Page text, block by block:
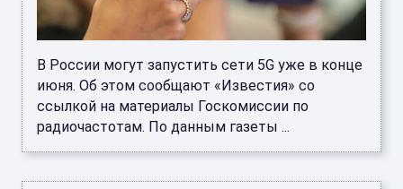
В России могут запустить сети 5G уже в конце
июня. Об этом сообщают «Известия» со
ссылкой на материалы Госкомиссии по
радиочастотам. По данным газеты ...